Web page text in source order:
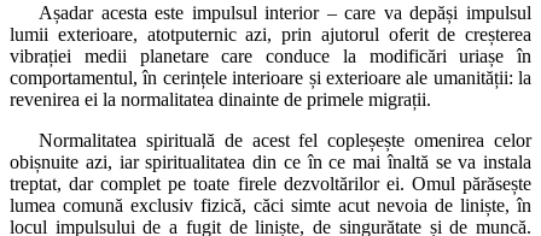
Așadar acesta este impulsul interior – care va depăși impulsul
lumii exterioare, atotputernic azi, prin ajutorul oferit de creșterea
vibrației medii planetare care conduce la modificări uriașe în
comportamentul, în cerințele interioare și exterioare ale umanității: la
revenirea ei la normalitatea dinainte de primele migrații.
Normalitatea spirituală de acest fel copleșește omenirea celor
obișnuite azi, iar spiritualitatea din ce în ce mai înaltă se va instala
treptat, dar complet pe toate firele dezvoltărilor ei. Omul părăsește
lumea comună exclusiv fizică, căci simte acut nevoia de liniște, în
locul impulsului de a fugit de liniște, de singurătate și de muncă.